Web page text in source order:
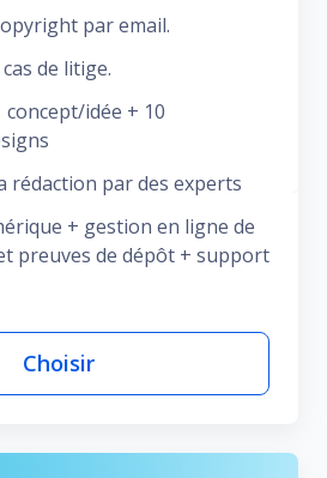
par email.
de litige.
idée + 10
rédaction par des experts
+ gestion en ligne de
preuves de dépôt + support
Choisir